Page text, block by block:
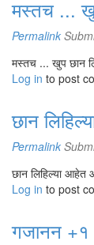
मस्तच ...
Permalink
मस्तच ... खुप छान
Log in to post
छान
Permalink
छान लिहिल्या आहेत
Log in to post
गजानन